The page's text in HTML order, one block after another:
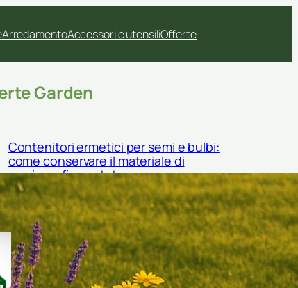
ArredamentoAccessori e utensiliOfferte
Garden
Contenitori ermetici per semi e bulbi:
come conservare il materiale di
semina a fine estate
Kit di palette e cucchiai da
semina: come scegliere gli
accessori giusti per semi
piccoli e trapianti delicati